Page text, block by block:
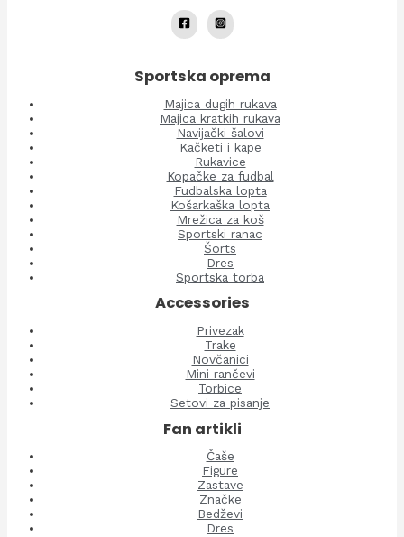
Sportska oprema
Majica dugih rukava
Majica kratkih rukava
Navijački šalovi
Kačketi i kape
Rukavice
Kopačke za fudbal
Fudbalska lopta
Košarkaška lopta
Mrežica za koš
Sportski ranac
Šorts
Dres
Sportska torba
Accessories
Privezak
Trake
Novčanici
Mini rančevi
Torbice
Setovi za pisanje
Fan artikli
Čaše
Figure
Zastave
Značke
Bedževi
Dres